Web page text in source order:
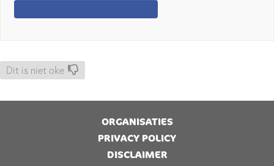
Dit is niet oke
ORGANISATIES
PRIVACY POLICY
DISCLAIMER